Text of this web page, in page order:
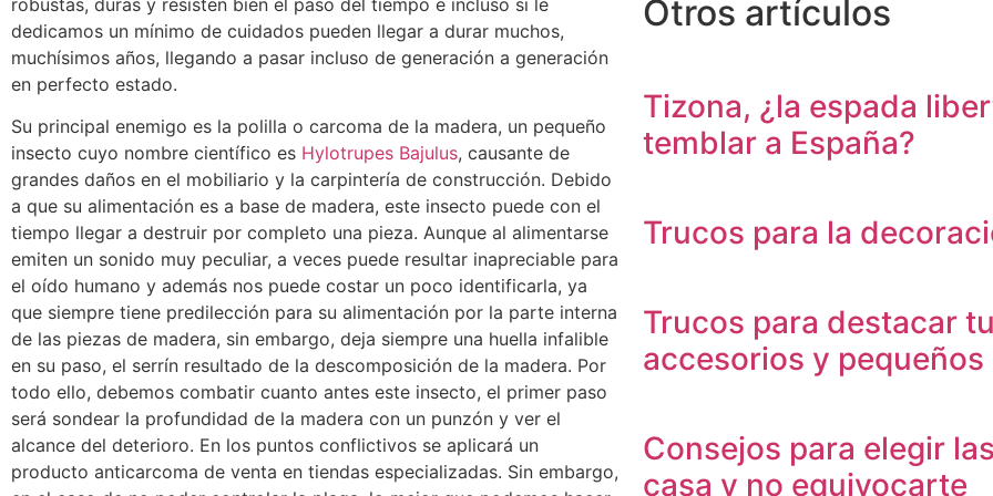
robustas, duras y resisten bien el paso del tiempo e incluso si le
dedicamos un mínimo de cuidados pueden llegar a durar muchos,
muchísimos años, llegando a pasar incluso de generación a generación
en perfecto estado.
Su principal enemigo es la polilla o carcoma de la madera, un pequeño
insecto cuyo nombre científico es Hylotrupes Bajulus, causante de
grandes daños en el mobiliario y la carpintería de construcción. Debido
a que su alimentación es a base de madera, este insecto puede con el
tiempo llegar a destruir por completo una pieza. Aunque al alimentarse
emiten un sonido muy peculiar, a veces puede resultar inapreciable para
el oído humano y además nos puede costar un poco identificarla, ya
que siempre tiene predilección para su alimentación por la parte interna
de las piezas de madera, sin embargo, deja siempre una huella infalible
en su paso, el serrín resultado de la descomposición de la madera. Por
todo ello, debemos combatir cuanto antes este insecto, el primer paso
será sondear la profundidad de la madera con un punzón y ver el
alcance del deterioro. En los puntos conflictivos se aplicará un
producto anticarcoma de venta en tiendas especializadas. Sin embargo,
Otros artículos
Tizona, ¿la espada
temblar a España?
Trucos para la
Trucos para destacar
accesorios y
Consejos para elegir
casa y no equivocarte